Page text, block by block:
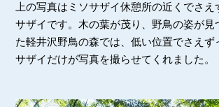
上の写真はミソサザイ休憩所の近くでさえ
サザイです。木の葉が茂り、野鳥の姿が見
た軽井沢野鳥の森では、低い位置でさえず
サザイだけが写真を撮らせてくれました。